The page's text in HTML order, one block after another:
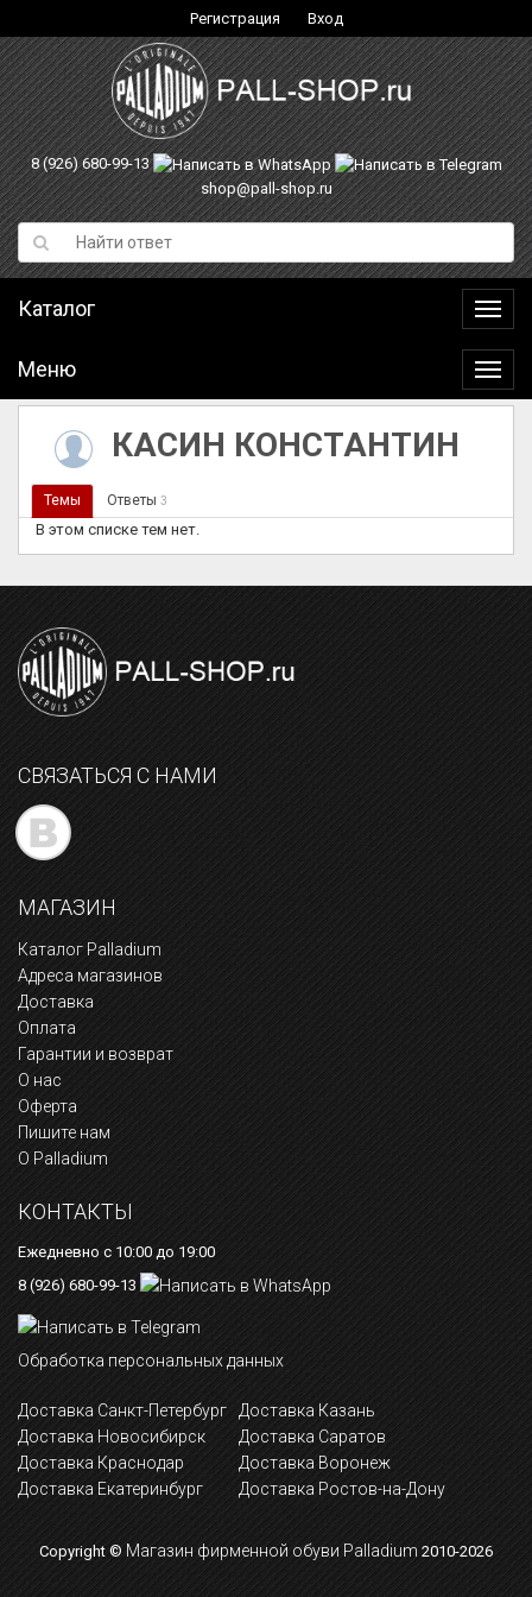
Регистрация Вход
8 (926) 680-99-13
shop@pall-shop.ru
Каталог
Меню
Меню
КАСИН КОНСТАНТИН
Темы Ответы 3
В этом списке тем нет.
СВЯЗАТЬСЯ С НАМИ
МАГАЗИН
Каталог Palladium
Адреса магазинов
Доставка
Оплата
Гарантии и возврат
О нас
Оферта
Пишите нам
О Palladium
КОНТАКТЫ
Ежедневно с 10:00 до 19:00
8 (926) 680-99-13
Обработка персональных данных
Доставка Санкт-Петербург
Доставка Новосибирск
Доставка Краснодар
Доставка Екатеринбург
Доставка Казань
Доставка Саратов
Доставка Воронеж
Доставка Ростов-на-Дону
Copyright © Магазин фирменной обуви Palladium 2010-2026